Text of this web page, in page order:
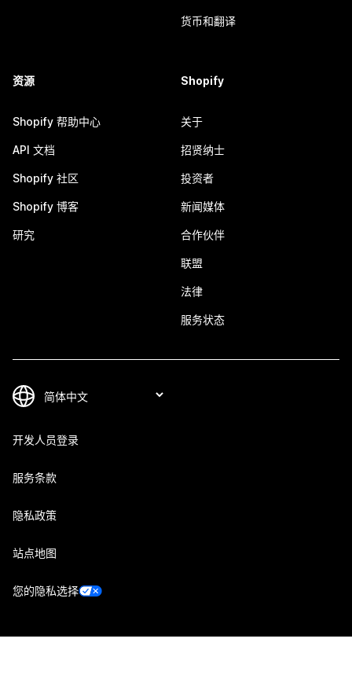
货币和翻译
资源
Shopify 帮助中心
API 文档
Shopify 社区
Shopify 博客
研究
Shopify
关于
招贤纳士
投资者
新闻媒体
合作伙伴
联盟
法律
服务状态
开发人员登录
服务条款
隐私政策
站点地图
您的隐私选择